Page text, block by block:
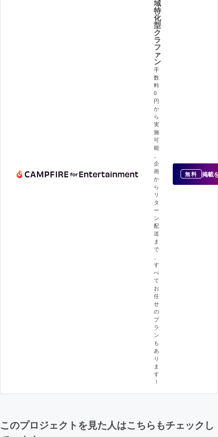
域
特
化
型
ク
ラ
フ
ァ
ン
手
数
料
0
円
か
ら
実
施
可
能
企
画
か
ら
リ
タ
ー
ン
配
送
ま
で
す
べ
て
お
任
せ
の
プ
ラ
ン
も
あ
り
ま
す
！
無料 掲載
このプロジェクトを見た人はこちらもチェックし